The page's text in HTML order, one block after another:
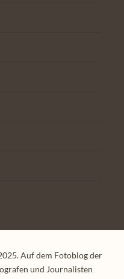
Auf dem Fotoblog der
und Journalisten